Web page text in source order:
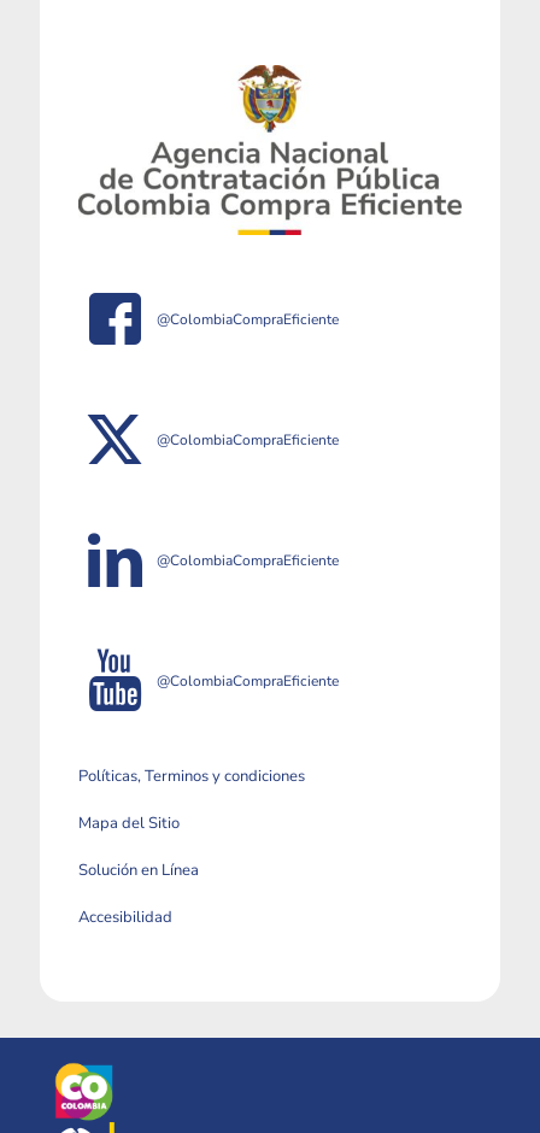
@ColombiaCompraEficiente
@ColombiaCompraEficiente
@ColombiaCompraEficiente
@ColombiaCompraEficiente
Políticas, Terminos y condiciones
Mapa del Sitio
Solución en Línea
Accesibilidad